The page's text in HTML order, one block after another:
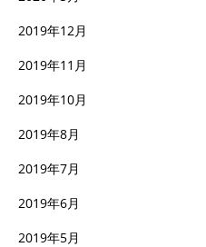
2019年12月
2019年11月
2019年10月
2019年8月
2019年7月
2019年6月
2019年5月